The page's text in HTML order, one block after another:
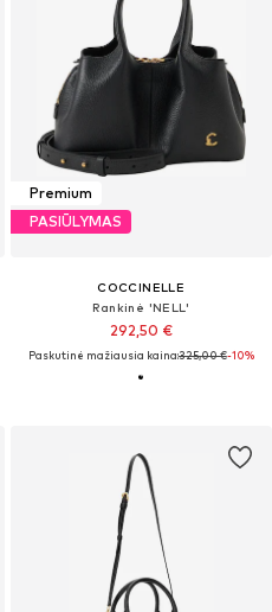
Premium
PASIŪLYMAS
COCCINELLE
Rankinė 'NELL'
292,50 €
Paskutinė mažiausia kaina:325,00 €-10%